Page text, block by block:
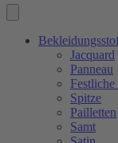
Jacquard
Panneau
Spitze
Pailletten
Samt